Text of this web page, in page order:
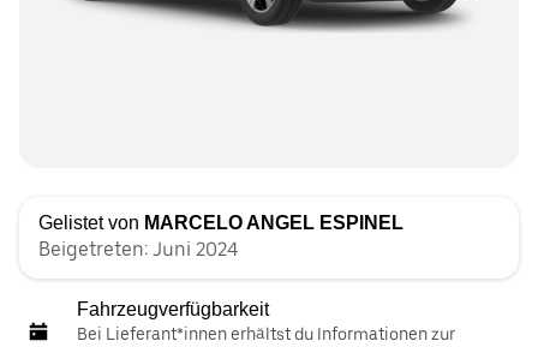
Gelistet von MARCELO ANGEL ESPINEL
Beigetreten: Juni 2024
Fahrzeugverfügbarkeit
Bei Lieferant*innen erhältst du Informationen zur